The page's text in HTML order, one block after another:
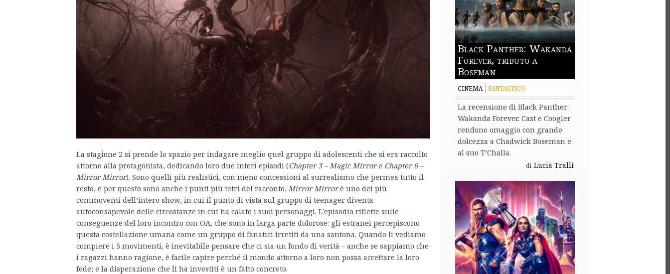
La stagione 2 si prende lo spazio per indagare meglio quel gruppo di adolescenti che si era raccolto
attorno alla protagonista, dedicando loro due interi episodi (Chapter 3 – Magic Mirrore Chapter 6 –
Mirror Mirror). Sono quelli più realistici, con meno concessioni al surrealismo che permea tutto il
resto, e per questo sono anche i punti più tetri del racconto. Mirror Mirrorè uno dei più
commoventi dell’intero show, in cui il punto di vista sul gruppo di teenager diventa
autoconsapevole delle circostanze in cui ha calato i suoi personaggi. L’episodio riflette sulle
conseguenze del loro incontro con OA, che sono in larga parte dolorose: gli estranei percepiscono
questa costellazione umana come un gruppo di fanatici irretiti da una santona. Quando li vediamo
compiere i 5 movimenti, è inevitabile pensare che ci sia un fondo di verità – anche se sappiamo che
i ragazzi hanno ragione, è facile capire perché il mondo attorno a loro non possa accettare la loro
fede; e la disperazione che li ha investiti è un fatto concreto.
Black Panther: Wakanda
Forever, tributo a
Boseman
CINEMA FANTASTICO
La recensione di Black Panther:
Wakanda Forever. Cast e Coogler
rendono omaggio con grande
dolcezza a Chadwick Boseman e
al suo T’Challa.
di Lucia Tralli